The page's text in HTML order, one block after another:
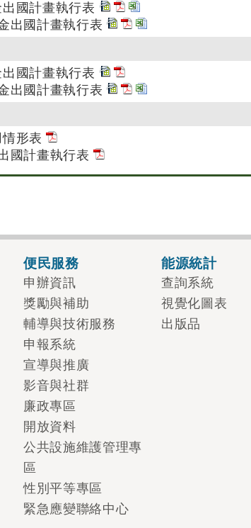
國計畫執行表
出國計畫執行表
國計畫執行表
出國計畫執行表
形表
國計畫執行表
便民服務
申辦資訊
獎勵與補助
輔導與技術服務
申報系統
宣導與推廣
影音與社群
廉政專區
開放資料
公共設施維護管理專
區
性別平等專區
緊急應變聯絡中心
能源統計
查詢系統
視覺化圖表
出版品